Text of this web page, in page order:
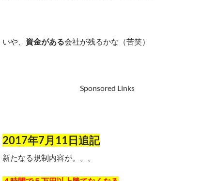
いや、 資金がある会社が残るかな（苦笑）
Sponsored Links
2017年7月11日追記
新たなる規制内容が。。。